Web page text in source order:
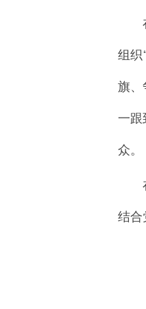
组织
旗、
一跟
众。
结合